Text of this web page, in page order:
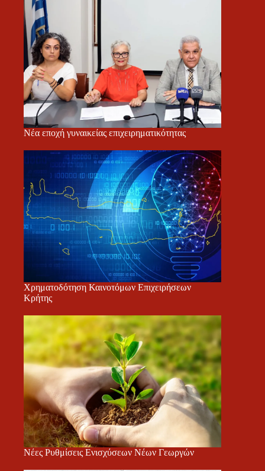
Νέα εποχή γυναικείας επιχειρηματικότητας
Χρηματοδότηση Καινοτόμων Επιχειρήσεων
Κρήτης
Νέες Ρυθμίσεις Ενισχύσεων Νέων Γεωργών